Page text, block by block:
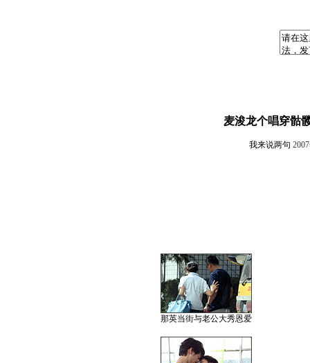
麦浚龙个唱穿骷
我来说两句
那英当街与老公大秀恩爱